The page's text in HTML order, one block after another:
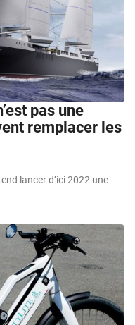
pas une
remplacer les
lancer d’ici 2022 une